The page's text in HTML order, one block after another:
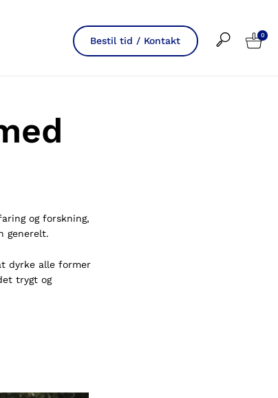
Bestil tid / Kontakt 0
og forskning,
generelt.
dyrke alle former
trygt og